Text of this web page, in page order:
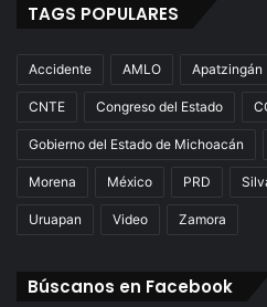
TAGS POPULARES
Accidente AMLO Apatzingán
CNTE Congreso del Estado
Gobierno del Estado de Michoacán
Morena México PRD
Uruapan Video Zamora
Búscanos en Facebook